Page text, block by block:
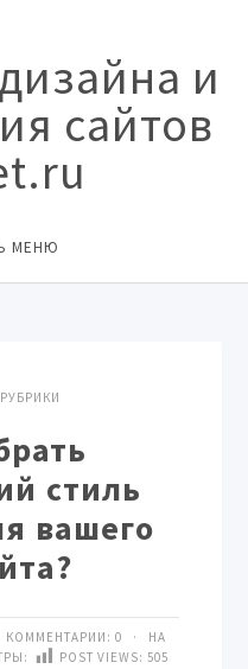
и
сайтов
МЕНЮ
стиль
вашего
КОММЕНТАРИИ: 0 · НА
POST VIEWS: 505